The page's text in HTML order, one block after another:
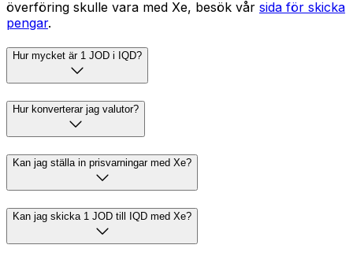
överföring skulle vara med Xe, besök vår sida för skicka
pengar.
Hur mycket är 1 JOD i IQD?
Hur konverterar jag valutor?
Kan jag ställa in prisvarningar med Xe?
Kan jag skicka 1 JOD till IQD med Xe?